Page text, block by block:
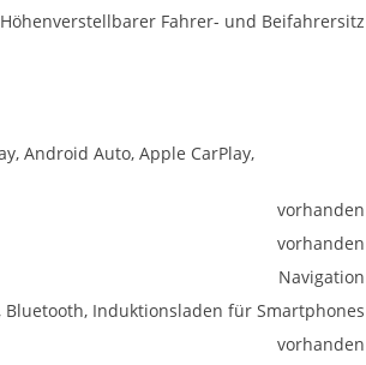
Höhenverstellbarer Fahrer- und Beifahrersitz
Android Auto, Apple CarPlay,
vorhanden
vorhanden
Navigation
Induktionsladen für Smartphones
vorhanden